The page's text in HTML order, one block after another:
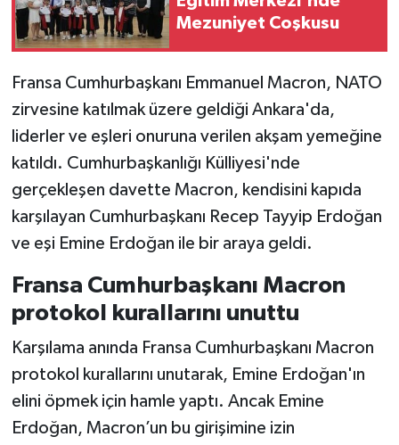
Mezuniyet Coşkusu
Fransa Cumhurbaşkanı Emmanuel Macron, NATO
zirvesine katılmak üzere geldiği Ankara'da,
liderler ve eşleri onuruna verilen akşam yemeğine
katıldı. Cumhurbaşkanlığı Külliyesi'nde
gerçekleşen davette Macron, kendisini kapıda
karşılayan Cumhurbaşkanı Recep Tayyip Erdoğan
ve eşi Emine Erdoğan ile bir araya geldi.
Fransa Cumhurbaşkanı Macron
protokol kurallarını unuttu
Karşılama anında Fransa Cumhurbaşkanı Macron
protokol kurallarını unutarak, Emine Erdoğan'ın
elini öpmek için hamle yaptı. Ancak Emine
Erdoğan, Macron’un bu girişimine izin